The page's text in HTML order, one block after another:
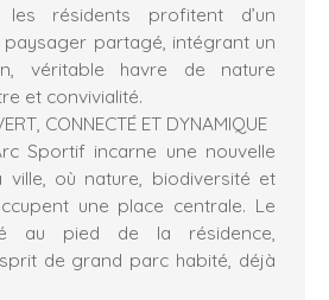
résidents profitent d’un
partagé, intégrant un
véritable havre de nature
et convivialité.
CONNECTÉ ET DYNAMIQUE
Sportif incarne une nouvelle
où nature, biodiversité et
une place centrale. Le
au pied de la résidence,
de grand parc habité, déjà